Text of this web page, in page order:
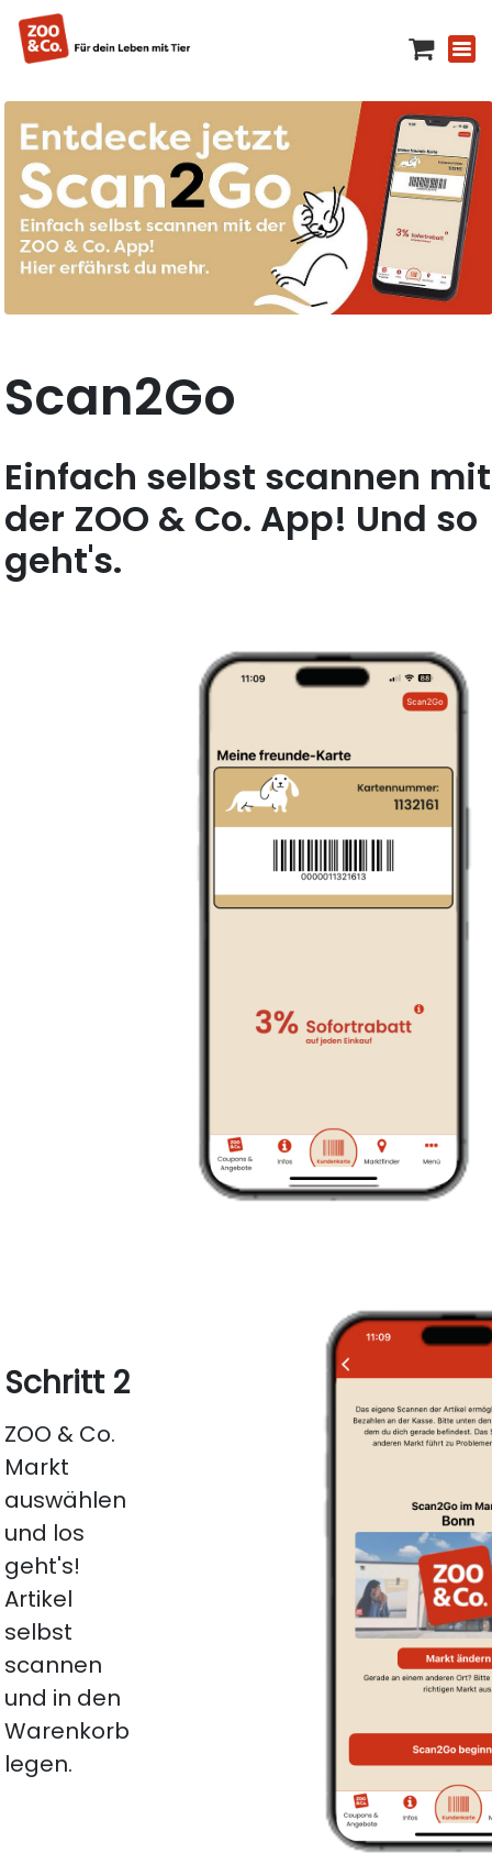
Scan2Go
Einfach selbst scannen mit
der ZOO & Co. App! Und so
geht's.
Schritt 2
ZOO & Co.
Markt
auswählen
und los
geht's!
Artikel
selbst
scannen
und in den
Warenkorb
legen.